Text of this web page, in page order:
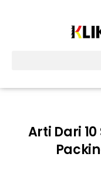
Arti Dari